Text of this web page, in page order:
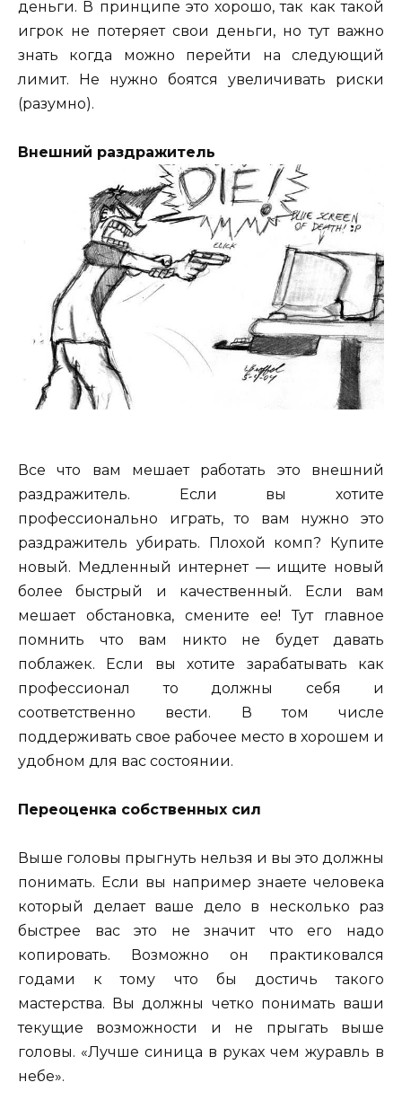
деньги. В принципе это хорошо, так как такой
игрок не потеряет свои деньги, но тут важно
знать когда можно перейти на следующий
лимит. Не нужно боятся увеличивать риски
(разумно).
Внешний раздражитель
Все что вам мешает работать это внешний
раздражитель. Если вы хотите
профессионально играть, то вам нужно это
раздражитель убирать. Плохой комп? Купите
новый. Медленный интернет — ищите новый
более быстрый и качественный. Если вам
мешает обстановка, смените ее! Тут главное
помнить что вам никто не будет давать
поблажек. Если вы хотите зарабатывать как
профессионал то должны себя и
соответственно вести. В том числе
поддерживать свое рабочее место в хорошем и
удобном для вас состоянии.
Переоценка собственных сил
Выше головы прыгнуть нельзя и вы это должны
понимать. Если вы например знаете человека
который делает ваше дело в несколько раз
быстрее вас это не значит что его надо
копировать. Возможно он практиковался
годами к тому что бы достичь такого
мастерства. Вы должны четко понимать ваши
текущие возможности и не прыгать выше
головы. «Лучше синица в руках чем журавль в
небе».